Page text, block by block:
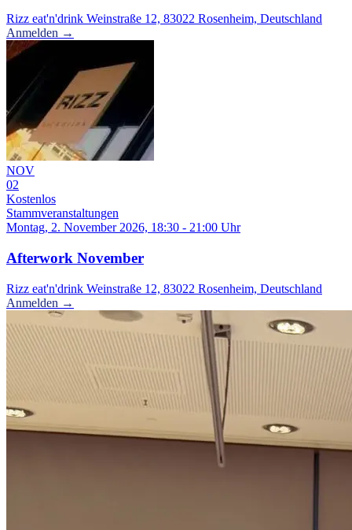
Rizz eat'n'drink Weinstraße 12, 83022 Rosenheim, Deutschland
Anmelden →
NOV
02
Kostenlos
Stammveranstaltungen
Montag, 2. November 2026, 18:30 - 21:00 Uhr
Afterwork November
Rizz eat'n'drink Weinstraße 12, 83022 Rosenheim, Deutschland
Anmelden →